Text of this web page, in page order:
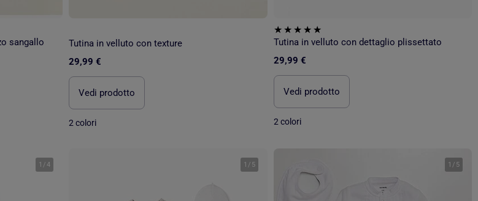
sangallo
Tutina in velluto con texture
29,99 €
Vedi prodotto
2 colori
Tutina in velluto con dettaglio plissettato
29,99 €
Vedi prodotto
2 colori
1 /4 1 / 5 1 / 5